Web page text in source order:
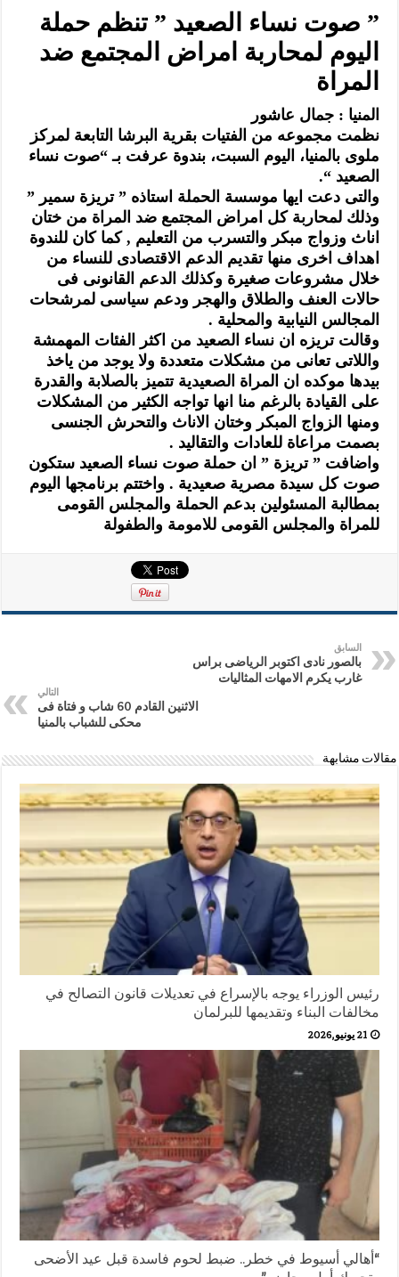
” صوت نساء الصعيد ” تنظم حملة
اليوم لمحاربة امراض المجتمع ضد
المراة
المنيا : جمال عاشور
نظمت مجموعه من الفتيات بقرية البرشا التابعة لمركز
ملوى بالمنيا، اليوم السبت، بندوة عرفت بـ “صوت نساء
الصعيد “.
والتى دعت ايها موسسة الحملة استاذه ” تريزة سمير ”
وذلك لمحاربة كل امراض المجتمع ضد المراة من ختان
اناث وزواج مبكر والتسرب من التعليم , كما كان للندوة
اهداف اخرى منها تقديم الدعم الاقتصادى للنساء من
خلال مشروعات صغيرة وكذلك الدعم القانونى فى
حالات العنف والطلاق والهجر ودعم سياسى لمرشحات
المجالس النيابية والمحلية .
وقالت تريزه ان نساء الصعيد من اكثر الفئات المهمشة
واللاتى تعانى من مشكلات متعددة ولا يوجد من ياخذ
بيدها موكده ان المراة الصعيدية تتميز بالصلابة والقدرة
على القيادة بالرغم منا انها تواجه الكثير من المشكلات
ومنها الزواج المبكر وختان الاناث والتحرش الجنسى
بصمت مراعاة للعادات والتقاليد .
واضافت ” تريزة ” ان حملة صوت نساء الصعيد ستكون
صوت كل سيدة مصرية صعيدية . واختتم برنامجها اليوم
بمطالبة المسئولين بدعم الحملة والمجلس القومى
للمراة والمجلس القومى للامومة والطفولة
السابق
بالصور نادى اكتوبر الرياضى براس
غارب يكرم الامهات المثاليات
التالي
الاثنين القادم 60 شاب و فتاة فى
محكى للشباب بالمنيا
مقالات مشابهة
رئيس الوزراء يوجه بالإسراع في تعديلات قانون التصالح في
مخالفات البناء وتقديمها للبرلمان
21 يونيو,2026
“أهالي أسيوط في خطر.. ضبط لحوم فاسدة قبل عيد الأضحى